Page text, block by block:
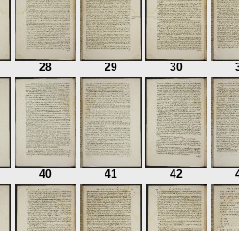
28 29 30
40 41 42